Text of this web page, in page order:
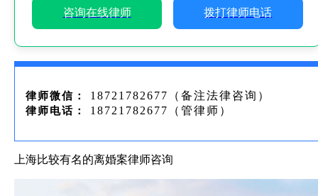
咨询在线律师 拨打律师电话
律师微信： 18721782677（备注法律咨询）
律师电话： 18721782677（管律师）
上海比较有名的离婚案律师咨询